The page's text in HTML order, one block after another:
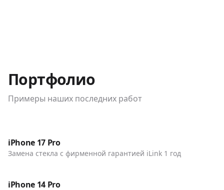
Портфолио
Примеры наших последних работ
Телефоны
iPhone 17 Pro
Замена стекла с фирменной гарантией iLink 1 год
Телефоны
До / После
iPhone 14 Pro